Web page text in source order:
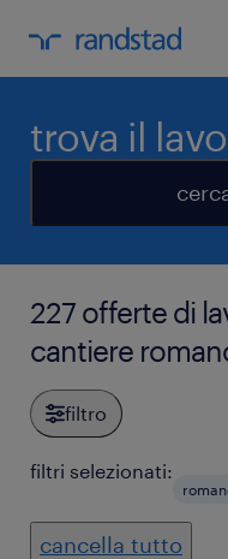
trova il
227 offerte di
cantiere
filtro
filtri selezionati:
cancella tutto